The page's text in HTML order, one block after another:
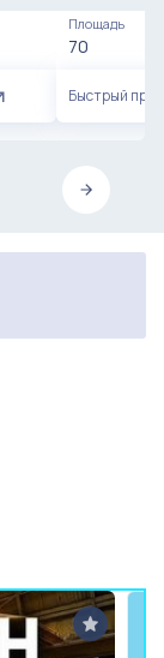
Площадь
70
Быстрый